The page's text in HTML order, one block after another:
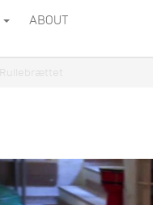
ABOUT
Rullebrættet